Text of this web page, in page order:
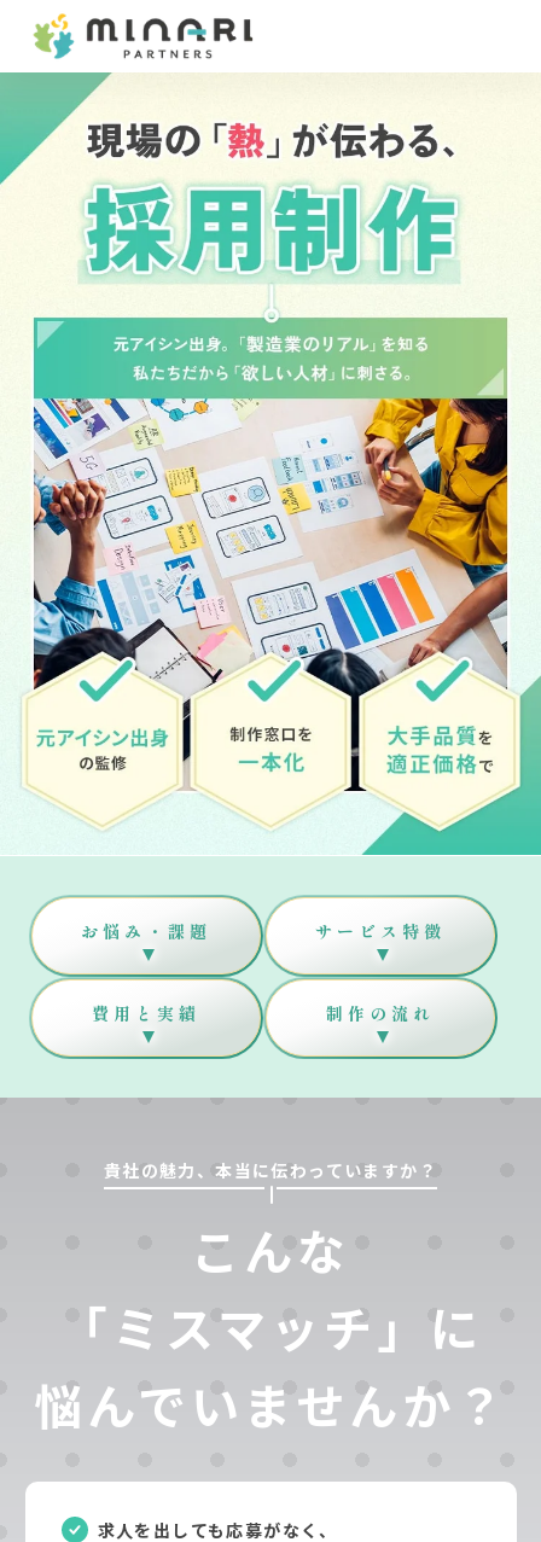
お悩み・課題 サービス特徴
費用と実績 制作の流れ
貴社の魅力、本当に伝わっていますか？
こんな
「ミスマッチ」に
悩んでいませんか？
求人を出しても応募がなく、